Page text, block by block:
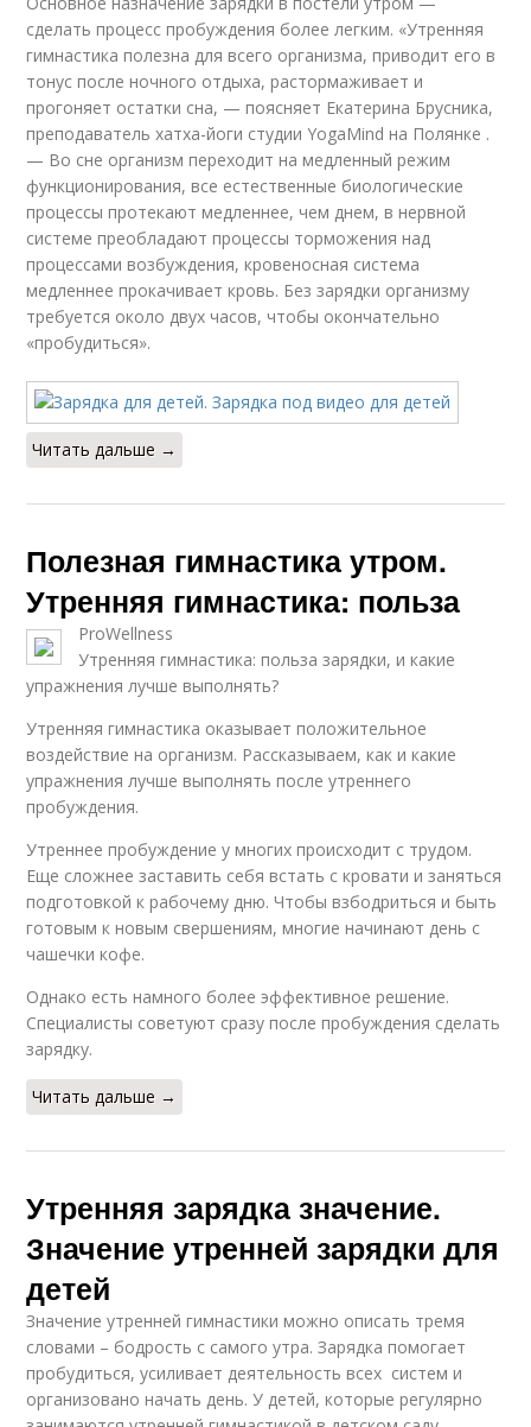
сделать процесс пробуждения более легким. «Утренняя
гимнастика полезна для всего организма, приводит его в
тонус после ночного отдыха, растормаживает и
прогоняет остатки сна, — поясняет Екатерина Брусника,
преподаватель хатха-йоги студии YogaMind на Полянке .
— Во сне организм переходит на медленный режим
функционирования, все естественные биологические
процессы протекают медленнее, чем днем, в нервной
системе преобладают процессы торможения над
процессами возбуждения, кровеносная система
медленнее прокачивает кровь. Без зарядки организму
требуется около двух часов, чтобы окончательно
«пробудиться».
Читать дальше →
Полезная гимнастика утром.
Утренняя гимнастика: польза
ProWellness
Утренняя гимнастика: польза зарядки, и какие
упражнения лучше выполнять?
Утренняя гимнастика оказывает положительное
воздействие на организм. Рассказываем, как и какие
упражнения лучше выполнять после утреннего
пробуждения.
Утреннее пробуждение у многих происходит с трудом.
Еще сложнее заставить себя встать с кровати и заняться
подготовкой к рабочему дню. Чтобы взбодриться и быть
готовым к новым свершениям, многие начинают день с
чашечки кофе.
Однако есть намного более эффективное решение.
Специалисты советуют сразу после пробуждения сделать
зарядку.
Читать дальше →
Утренняя зарядка значение.
Значение утренней зарядки для
детей
Значение утренней гимнастики можно описать тремя
словами – бодрость с самого утра. Зарядка помогает
пробудиться, усиливает деятельность всех систем и
организовано начать день. У детей, которые регулярно